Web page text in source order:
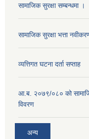
सामाजिक सुरक्षा सम्बन्धमा ।
सामाजिक सुरक्षा भत्ता
व्यत्तिगत घटना दर्ता सप्ताह
आ.ब. २०७९/०८० को
विवरण
अन्य